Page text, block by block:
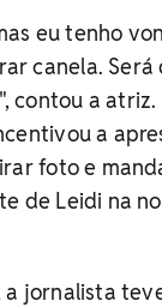
eu tenho
canela. Será
contou a
a
foto e
de Leidi na
a jornalista